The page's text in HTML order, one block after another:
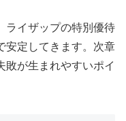
ライザップの特別優待
安定してきます。次章
敗が生まれやすいポイ